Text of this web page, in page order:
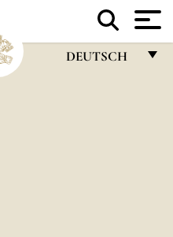
DEUTSCH